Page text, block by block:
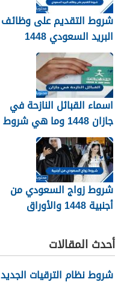
شروط التقديم على وظائف
البريد السعودي 1448
اسماء القبائل النازحة في
جازان 1448 وما هي شروط
تجنيسها
شروط زواج السعودي من
أجنبية 1448 والأوراق
أحدث المقالات
شروط نظام الترقيات الجديد 1448